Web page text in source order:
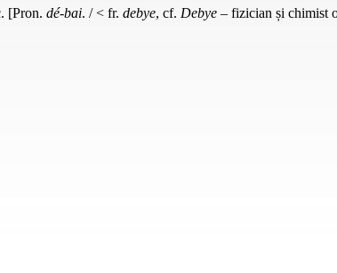
[Pron. dé-bai. / < fr. debye, cf. Debye – fizician și chimist